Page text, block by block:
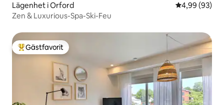
Lägenhet i Orford 4,99 av 5 i
4,99 (93)
Zen & Luxurious-Spa-Ski-Feu
Populär gästfavorit
Gästfavorit